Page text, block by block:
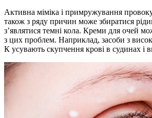
Активна міміка і примружування
також з ряду причин може збиратися
з’являтися темні кола. Креми для очей
з цих проблем. Наприклад, засоби з
К усувають скупчення крові в судинах і